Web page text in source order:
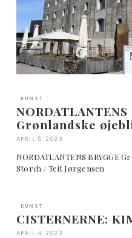
KUNST
NORDATLANTENS
Grønlandske
APRIL 5, 2023
NORDATLANTENS BRYGGE
Storch / Teit Jørgensen
KUNST
CISTERNERNE:
APRIL 4, 2023